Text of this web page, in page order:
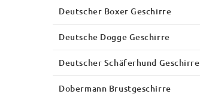
Deutscher Boxer Geschirre
Deutsche Dogge Geschirre
Deutscher Schäferhund Geschirre
Dobermann Brustgeschirre